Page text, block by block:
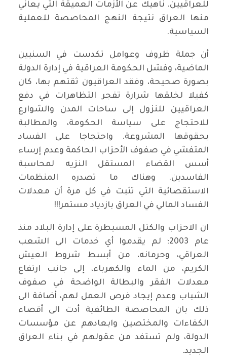
للعراقيين. ناهيك عن الأزمات العميقة التي يعاني
منها العراق نتيجة النهج المحاصصة للعملية
السياسية.
أن جملة ظروف وعوامل تكدست في السنيين
الماضية، وفشل الحكومة العراقية في إدارة الدولة
بصورة صحيحة، وفقد العراقيون ثقتهم بها، كان
كفيلا لخلقها شرارة تفجر التظاهرات في دفع
العراقيين للنزول إلى ساحات المدن والشوارع
للاحتجاج على سياسة الحكومة، والمطالبة
بحقوقها المشروعة. واحتجاجا على الفساد
المتفشي في صفوف الأحزاب الحاكمة وعدم إرساء
أسس القضاء المستقل النزيه لمحاسبة
الفاسدين. وهناك ما تصدره المنظمات
الاستقصائية التي تثبت في كل مرة أن معدلات
الفساد المالي في العراق بازدياد مستمر!!!
ان الاحزاب والكتل المسيطرة على إدارة البلاد منذ
عام 2003؛ لم يقدموا أي خدمات الى الشعب
العراقي، وحرمانه، من أبسط شروط العيش
الكريم، من الماء والكهرباء، إلى جانب ارتفاع
معدلات الفقر والبطالة الواضحة في صفوف
الشباب وعدم إيجاد فرص العمل لهم، أضافة الى
ذلك بان المحاصصة الطائفية أدت الى أقصاء
الكفاءات والمختصين وابعادهم عن مؤسسات
الدولة، ولم تستفد من عقولهم في بناء العراق
الجديد.